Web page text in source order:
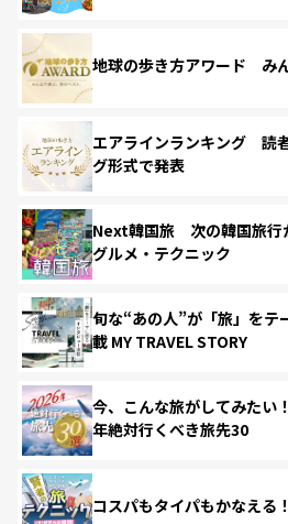
地球の歩き方アワード み
エアラインランキング 読
グ形式で発表
Next韓国旅 次の韓国旅行
グルメ・テクニック
旬な“あの人”が「旅」をテ
載 MY TRAVEL STORY
今、こんな旅がしてみたい
年絶対行くべき旅先30
コスパもタイパもかなえる